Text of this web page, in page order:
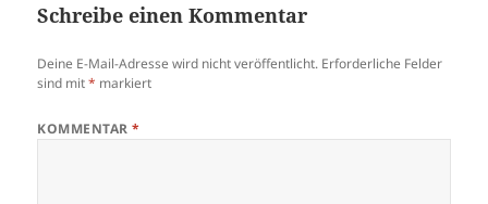
Schreibe einen Kommentar
Deine E-Mail-Adresse wird nicht veröffentlicht. Erforderliche Felder
sind mit* markiert
KOMMENTAR*